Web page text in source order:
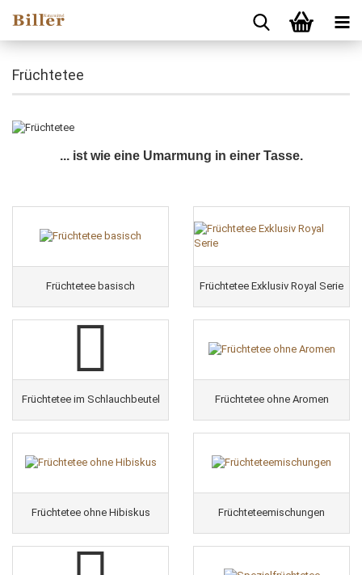
Früchtetee
... ist wie eine Umarmung in einer Tasse.
Früchtetee basisch Früchtetee Exklusiv Royal Serie
Früchtetee im Schlauchbeutel Früchtetee ohne Aromen
Früchtetee ohne Hibiskus Früchteteemischungen